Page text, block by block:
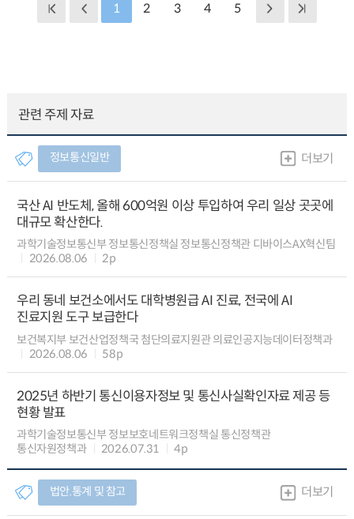
1 2 3 4 5
관련 주제 자료
정보통신일반 더보기
국산 AI 반도체, 올해 600억원 이상 투입하여 우리 일상 곳곳에
대규모 확산한다.
과학기술정보통신부 정보통신정책실 정보통신정책관 디바이스AX혁신팀
2026.08.06
2p
우리 동네 보건소에서도 대학병원급 AI 진료, 전국에 AI
진료지원 도구 보급한다
보건복지부 보건산업정책국 첨단의료지원관 의료인공지능데이터정책과
2026.08.06
58p
2025년 하반기 통신이용자정보 및 통신사실확인자료 제공 등
현황 발표
과학기술정보통신부 정보보호네트워크정책실 통신정책관
통신자원정책과
2026.07.31 4p
법안.통계 및 참고 더보기